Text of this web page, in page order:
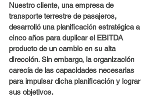
Nuestro cliente, una empresa de
transporte terrestre de pasajeros,
desarrolló una planificación estratégica a
cinco años para duplicar el EBITDA
producto de un cambio en su alta
dirección. Sin embargo, la organización
carecía de las capacidades necesarias
para impulsar dicha planificación y lograr
sus objetivos.